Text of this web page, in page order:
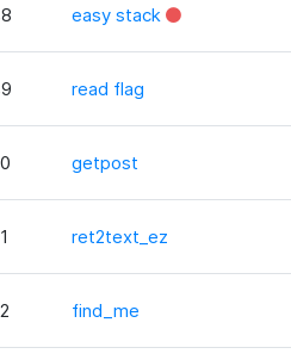
easy stack
read flag
getpost
ret2text_ez
find_me